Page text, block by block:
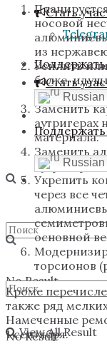
Стать
Russian
No Result
View All Result
Стать
Russian
No Result
носовой
из
Усилить
балке,
аутригерам.
Заменить
аутригерах
материала.
Заменить
аутригерах
Укрепить
через все
основной
торсионов
Кроме
также ряд
Намеченные
1 сентября.